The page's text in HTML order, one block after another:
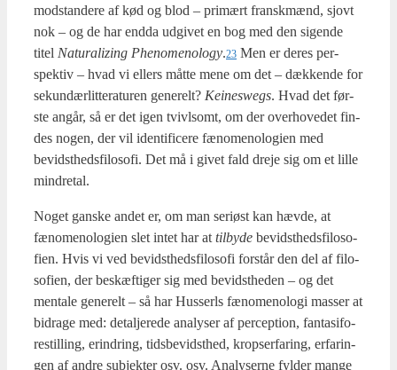
mod­stan­de­re af kød og blod – pri­mært fransk­mænd, sjovt
nok – og de har end­da udgi­vet en bog med den sigen­de
titel Natu­ra­lizing Pheno­meno­lo­gy.23 Men er deres per­
spek­tiv – hvad vi ellers måt­te mene om det – dæk­ken­de for
sekun­dær­lit­te­ra­tu­ren gene­relt? Kei­neswegs. Hvad det før­
ste angår, så er det igen tvivl­s­omt, om der over­ho­ve­det fin­
des nogen, der vil iden­ti­fi­ce­re fæno­meno­lo­gi­en med
bevidst­heds­fi­lo­so­fi. Det må i givet fald dre­je sig om et lil­le
min­dre­tal.
Noget gan­ske andet er, om man seri­øst kan hæv­de, at
fæno­meno­lo­gi­en slet intet har at til­by­de bevidst­heds­fi­lo­so­
fi­en. Hvis vi ved bevidst­heds­fi­lo­so­fi for­står den del af filo­
so­fi­en, der beskæf­ti­ger sig med bevidst­he­den – og det
men­tale gene­relt – så har Hus­serls fæno­meno­lo­gi mas­ser at
bidra­ge med: detal­je­re­de ana­ly­ser af per­cep­tion, fan­ta­si­fo­
re­stil­ling, erin­dring, tids­be­vidst­hed, kro­p­ser­fa­ring, erfa­rin­
gen af andre sub­jek­ter osv. osv. Ana­ly­ser­ne fyl­der man­ge